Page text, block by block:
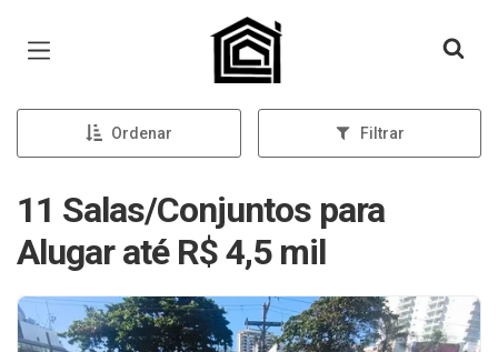
Página inicial
Ordenar Filtrar
11 Salas/Conjuntos para
Alugar até R$ 4,5 mil